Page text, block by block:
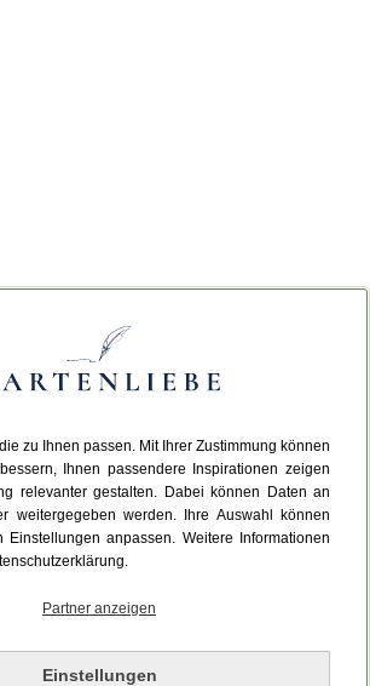
zu Ihnen passen. Mit Ihrer Zustimmung können
Ihnen passendere Inspirationen zeigen
relevanter gestalten. Dabei können Daten an
weitergegeben werden. Ihre Auswahl können
anpassen. Weitere Informationen
Partner anzeigen
Einstellungen